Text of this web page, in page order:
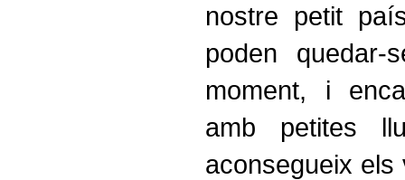
nostre petit
poden quedar-
moment, i
amb petites
aconsegueix